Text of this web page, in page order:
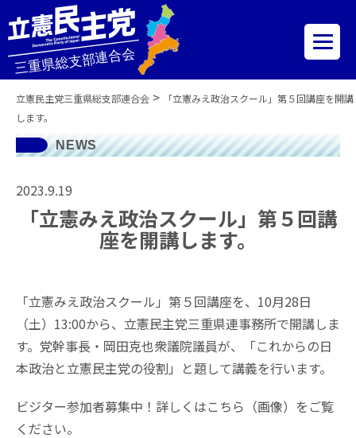
立憲民主党三重県総支部連合会 >
「立憲みえ政治スクール」第５回講座を開講
します。
NEWS
2023.9.19
「立憲みえ政治スクール」第５回講
座を開講します。
「立憲みえ政治スクール」第５回講座を、10月28日
（土）13:00から、立憲民主党三重県連事務所で開講しま
す。党幹事長・岡田克也衆議院議員が、「これからの日
本政治と立憲民主党の役割」と題して講義を行います。
ビジター参加者募集中！詳しくはこちら（画像）をご覧
ください。